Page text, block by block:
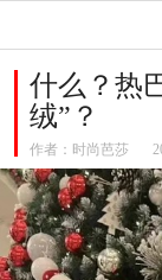
什么？热
绒”？
作者： 时尚芭莎